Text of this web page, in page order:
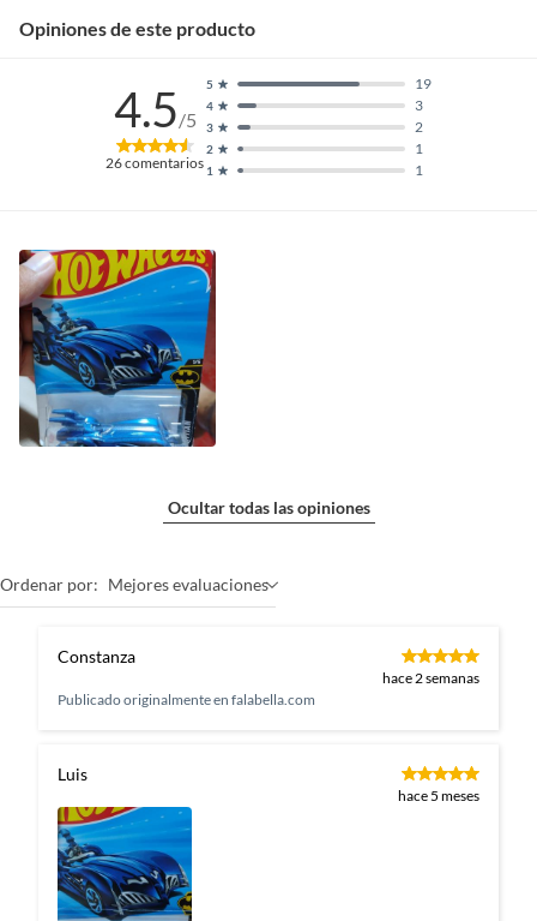
Opiniones de este producto
4.5/5
26comentarios 1 1
2 1
3 2
4 3
5 19
Ocultar todas las opiniones
Ordenar por: Mejores evaluaciones
Constanza
hace 2 semanas
Publicado originalmente en falabella.com
Luis
hace 5 meses